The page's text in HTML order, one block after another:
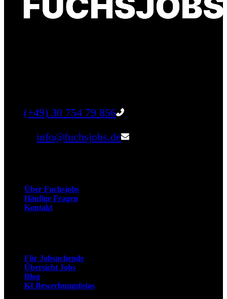
(+49) 30 754 79 856
info@fuchsjobs.de
Über Fuchsjobs
Häufige Fragen
Kontakt
Für Jobsuchende
Übersicht Jobs
Blog
KI Bewerbungsfotos